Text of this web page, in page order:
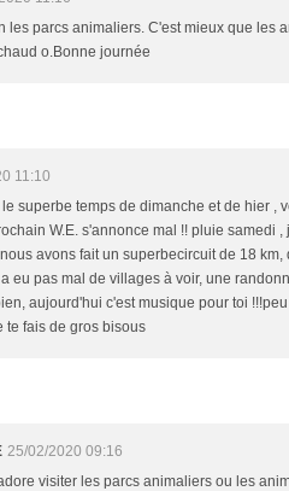
les parcs animaliers. C'est mieux que les
o.Bonne journée
11:10
superbe temps de dimanche et de hier ,
W.E. s'annonce mal !! pluie samedi
avons fait un superbecircuit de 18
eu pas mal de villages à voir, une
aujourd'hui c'est musique pour toi
te fais de gros bisous
25/02/2020 09:16
visiter les parcs animaliers ou les